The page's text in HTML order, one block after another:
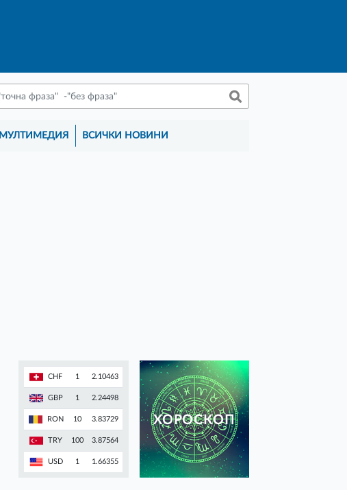
МУЛТИМЕДИЯ ВСИЧКИ НОВИНИ
CHF 1 2.10463
GBP 1 2.24498
RON 10 3.83729
TRY 100 3.87564
USD 1 1.66355
ХОРОСКОП